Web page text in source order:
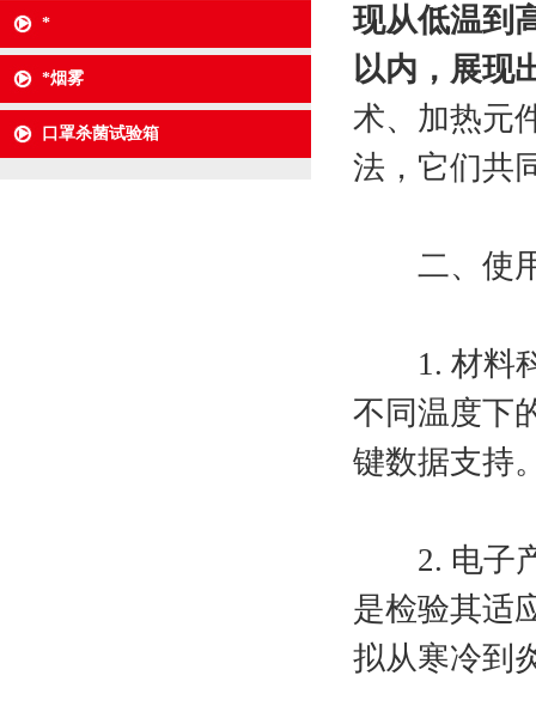
*
*烟雾
口罩杀菌试验箱
现从低温到
以内，展现
术、加热元
法，它们共
二、使用
1. 材料科
不同温度下
键数据支持
2. 电子产
是检验其适
拟从寒冷到